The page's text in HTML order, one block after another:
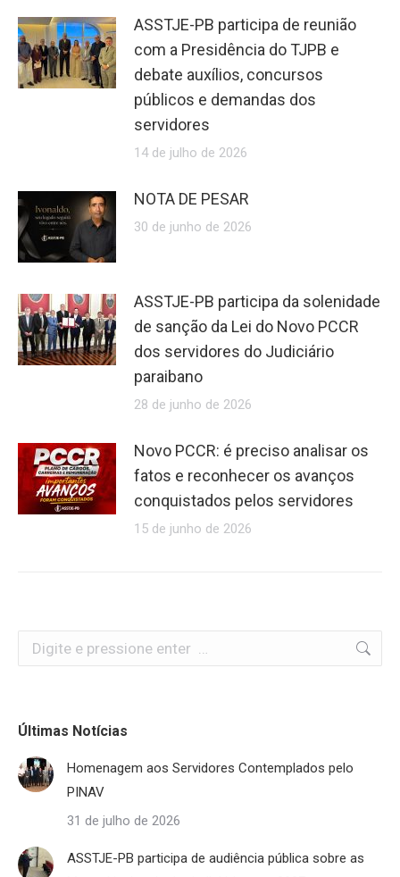
ASSTJE-PB participa de reunião
com a Presidência do TJPB e
debate auxílios, concursos
públicos e demandas dos
servidores
14 de julho de 2026
NOTA DE PESAR
30 de junho de 2026
ASSTJE-PB participa da solenidade
de sanção da Lei do Novo PCCR
dos servidores do Judiciário
paraibano
28 de junho de 2026
Novo PCCR: é preciso analisar os
fatos e reconhecer os avanços
conquistados pelos servidores
15 de junho de 2026
Search:
Últimas Notícias
Homenagem aos Servidores Contemplados pelo
PINAV
31 de julho de 2026
ASSTJE-PB participa de audiência pública sobre as